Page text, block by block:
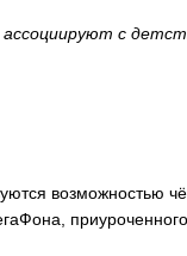
с
возможностью